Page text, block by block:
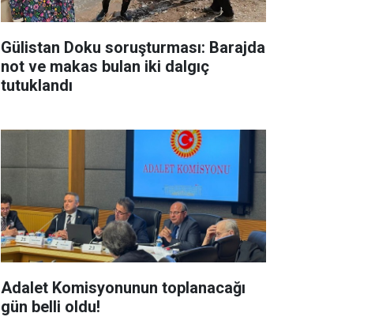
Gülistan Doku soruşturması: Barajda
not ve makas bulan iki dalgıç
tutuklandı
Adalet Komisyonunun toplanacağı
gün belli oldu!